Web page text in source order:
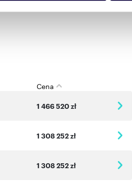
Cena
1 466 520 zł
1 308 252 zł
1 308 252 zł